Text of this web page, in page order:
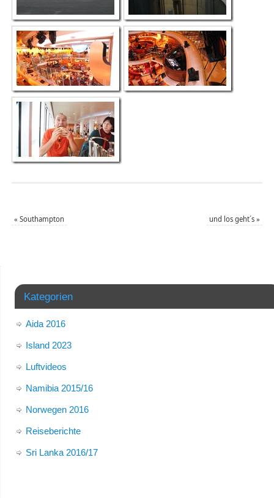
« Southampton und los geht´s»
Kategorien
Aida 2016
Island 2023
Luftvideos
Namibia 2015/16
Norwegen 2016
Reiseberichte
Sri Lanka 2016/17